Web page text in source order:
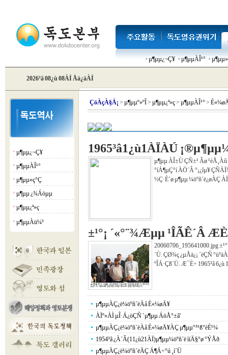
µ¶µµ¿¬Ç¥ µ¶µµÀÎ¹°
2026³â 08¿ù 08ÀÏ Åä¿äÀÏ
¡á µ¶µµ¿¬Ç¥
¡á µ¶µµÀÎ¹°
¡á µ¶µµ»ç°Ç
¡á µ¶µµ ¿¾Áöµµ
¡á µ¶µµ¿ª»ç
¡á µ¶µµÀü¼³
ÇöÀçÀ§Ä¡ > µ¶µµº»ºÎ> µ¶µµ¿ª»ç> µ¶µµÀÎ¹°>
1965³â1¿ù1ÀÏÀÚ
µ¶µµ ÀÎ±Ù ÇÑ±¹ Ãø
°íÁ¶µÇ°í ÀÖ´Â °¡¿îµ¥
½Ç·È´ø µ¶µµ ¼öºñ´ë¿øÀÇ
±¹°¡ ´«°¨¾Æµµ ¹ÎÃÊ´Â
20060706_195641000.jpg
´Ù. ÇØ¾ç ¿µÅä¿¡ ´ëÇÑ
ºÎÁ·Çß´Ù. Æ¯È÷ 1965³â 6¿ù
µ¶µµÀÇ¿ë¼öºñ´ëÀå È«¼øÄ¥
ÀÏº»ÀÌ µÎ·Á¿öÇÑ `µ¶µµ ÁöÅ°±â'
µ¶µµÀÇ¿ë¼öºñ´ëÀå È«¼øÄ¥ÀÇ µ¶µµ°³¹ß°èÈ¹¼­
1954³â ¿À´Ã(11¿ù21ÀÏ)µ¶µµ¼öºñ´ë ìíÄ§°ø °ÝÅð
µ¶µµÀÇ¿ë¼öºñ´ëÀÇ Á¶Á÷°ú ¸í´Ü